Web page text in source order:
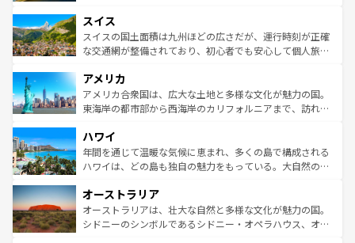
れる地方に足を運ぶとそれぞれで全く異なる文化を体験で
きるだろう。 なお、新着のフランス情報はコンテンツ一覧
を参照してほしい。
は、お酒好きな人にはぜひ体験してほしい。 なお、新着の
ドイツ情報はコンテンツ一覧を参照してほしい。
リアごとに異なる魅力がある。また、優雅なアフタヌーン
ティー、ビール好きにはたまらない英国パブ、サッカー観
戦など、本場だからこそできる体験も豊富。イギリスを旅
ンツ一覧を参照してほしい。
スイス
スイスの国土面積は九州ほどの広さだが、運行時刻が正確
な交通網が整備されており、初心者でも安心して個人旅行
の建物がそのまま残る町や、スイスならではのユニークな
博物館もあり、アルプス観光だけでなく町歩きも満喫する
ことができる。国民の所得が高いため物価も高いが、旅行
ば市内交通費無料で観光を楽しむこともできる。 なお、新
着のスイス情報はコンテンツ一覧 を参照してほしい。
アメリカ
アメリカ合衆国は、広大な土地と多様な文化が魅力の国。
東海岸の都市部から西海岸のカリフォルニアまで、訪れる
のような巨大都市は、観光、ショッピング、エンターテイ
ンメントが詰まった刺激的なスポットだ。一方、アメリカ
西部には大自然が広がり、グランドキャニオンやイエロー
部のニューオーリンズでは、音楽と美食が融合した独特の
文化が魅力。旅行者はアメリカの各地域で異なる魅力を楽
しみながら、その多様性と豊かな歴史を感じることができ
ハワイ
年間を通じて温暖な気候に恵まれ、多くの島で構成される
ハワイは、どの島も独自の魅力をもっている。大自然の神
ワイ島は見逃せない。また、定番の観光地といえばオアフ
島だが、静かな自然を求めるならマウイ島やカウアイ島が
おすすめ。エメラルドグリーンに輝く海をはじめ、豊かな
オーストラリア
オーストラリアは、壮大な自然と多様な文化が魅力の国。
シドニーのシンボルであるシドニー・オペラハウス、オー